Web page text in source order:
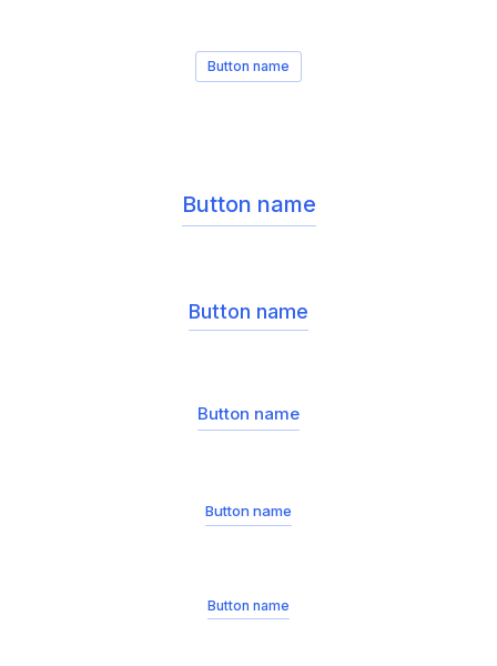
Button name
Button name
Button name
Button name
Button name
Button name